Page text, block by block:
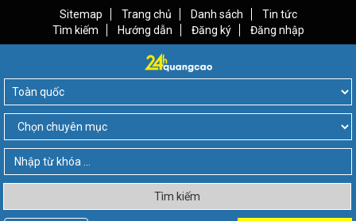
Sitemap Trang chủ Danh sách
Tin tức
Tìm kiếm
Hướng dẫn Đăng ký Đăng nhập
Tìm kiếm